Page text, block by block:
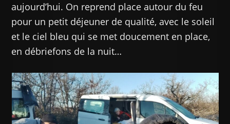
aujourd’hui. On reprend place autour du feu
pour un petit déjeuner de qualité, avec le soleil
et le ciel bleu qui se met doucement en place,
en débriefons de la nuit…